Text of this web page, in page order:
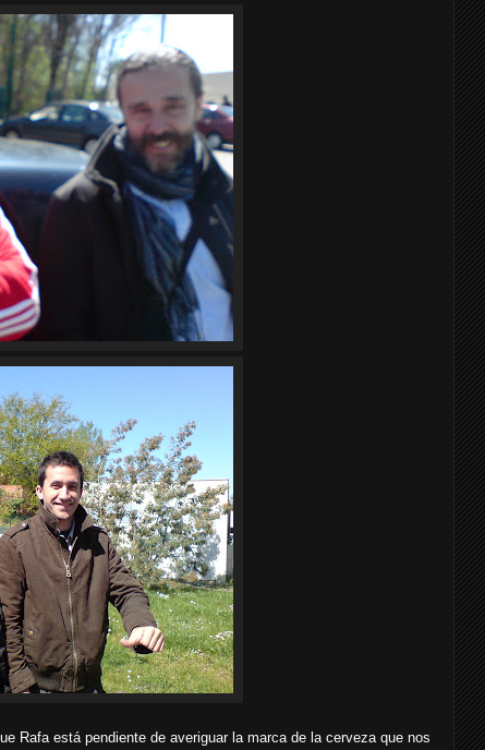
Rafa está pendiente de averiguar la marca de la cerveza que nos